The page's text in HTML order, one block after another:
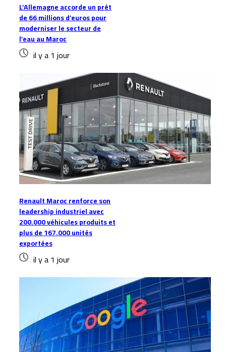
L’Allemagne accorde un prêt
de 66 millions d’euros pour
moderniser le secteur de
l’eau au Maroc
il y a 1 jour
Renault Maroc renforce son
leadership industriel avec
200.000 véhicules produits et
plus de 167.000 unités
exportées
il y a 1 jour